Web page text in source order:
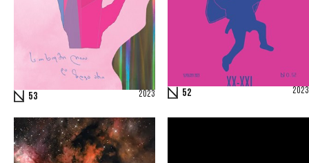
53 2023 52 2023